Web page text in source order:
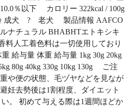
％以下 カロリー 322kcal / 100g
成犬 ? 老犬 製品情報 AAFCO
ナチュラル BHABHTエトキシキ
料人工着色料は一切使用しており
給与量 体重 給与量 1kg 30g 20kg
80g 40kg 330g 10kg 130g ご注
や便の状態、毛ヅヤなどを見なが
妊去勢後は1割程度、ダイエット
。 初めて与える際は1週間ほどか